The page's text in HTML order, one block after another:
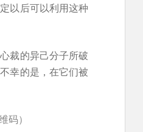
以后可以利用这种
裁的异己分子所破
幸的是，在它们被
码）